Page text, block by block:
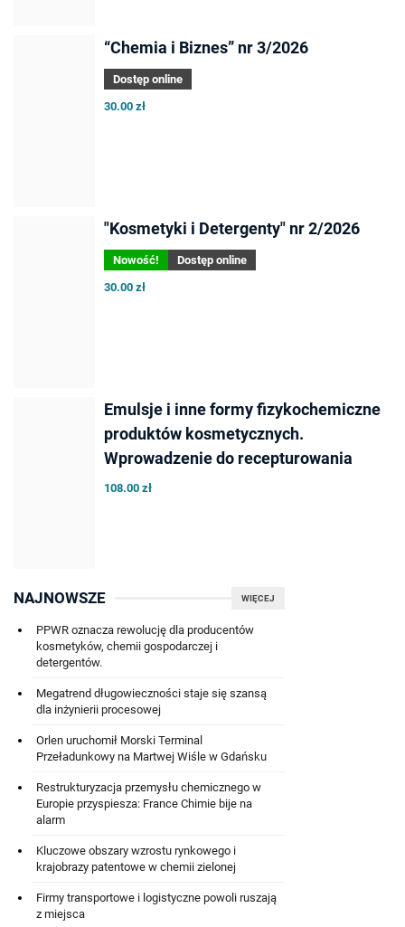
“Chemia i Biznes” nr 3/2026
Dostęp online
30.00 zł
"Kosmetyki i Detergenty" nr 2/2026
Nowość!
Dostęp online
30.00 zł
Emulsje i inne formy fizykochemiczne
produktów kosmetycznych.
Wprowadzenie do recepturowania
108.00 zł
WIĘCEJ
NAJNOWSZE
PPWR oznacza rewolucję dla producentów
kosmetyków, chemii gospodarczej i
detergentów.
Megatrend długowieczności staje się szansą
dla inżynierii procesowej
Orlen uruchomił Morski Terminal
Przeładunkowy na Martwej Wiśle w Gdańsku
Restrukturyzacja przemysłu chemicznego w
Europie przyspiesza: France Chimie bije na
alarm
Kluczowe obszary wzrostu rynkowego i
krajobrazy patentowe w chemii zielonej
Firmy transportowe i logistyczne powoli ruszają
z miejsca